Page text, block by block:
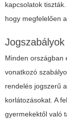
kapcsolatok tiszták.
hogy megfelelően
Minden országban
vonatkozó
rendelés jogszerű
korlátozásokat. A
gyermekektől való